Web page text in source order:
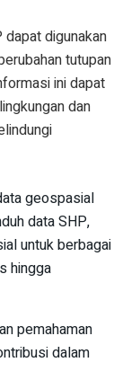
dapat digunakan
tutupan
ini dapat
dan
geospasial
data SHP,
untuk berbagai
hingga
pemahaman
dalam